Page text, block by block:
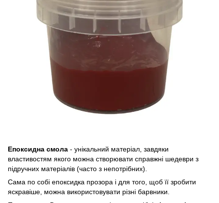
Епоксидна смола - унікальний матеріал, завдяки
властивостям якого можна створювати справжні шедеври з
підручних матеріалів (часто з непотрібних).
Сама по собі епоксидка прозора і для того, щоб її зробити
яскравіше, можна використовувати різні барвники.